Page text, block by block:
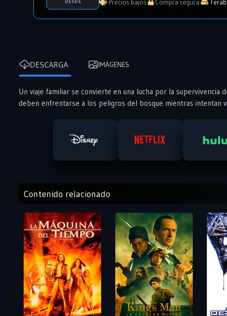
Precios bajos· Compra segura·
DESCARGA IMÁGENES
Un viaje familiar se convierte en una lucha por la supervivencia
deben enfrentarse a los peligros del bosque mientras intentan
Contenido relacionado